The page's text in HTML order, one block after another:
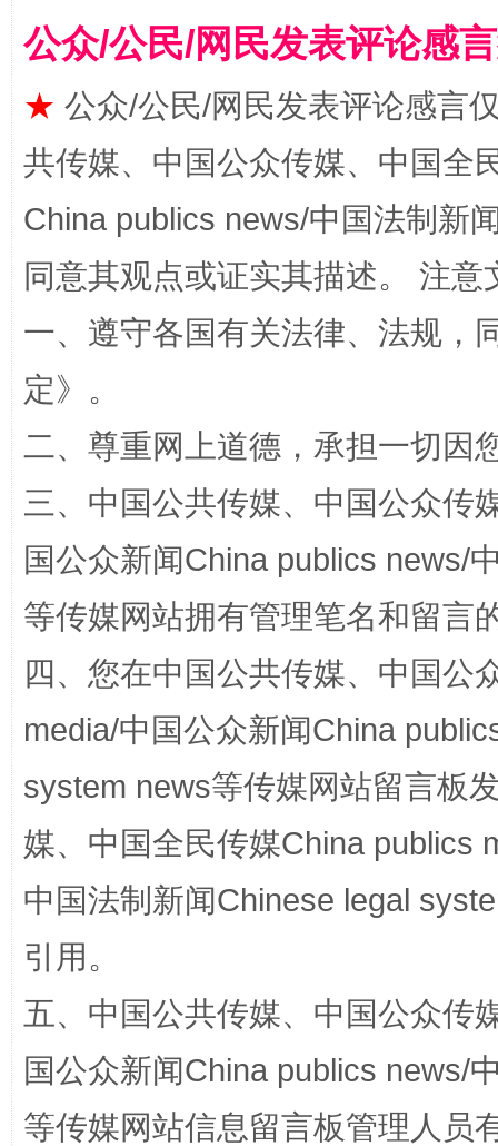
全民健身五年计划来了！等你上场
阿坝州三大球赛在茂县开幕 规模
国家大学科技园优化重塑工作
公众/公民/网民发表评论感
★ 公众/公民/网民发表评论感言
共传媒、中国公众传媒、中国全
China publics news/中国法制新
同意其观点或证实其描述。 注
一、遵守各国有关法律、法规，
定》。
二、尊重网上道德，承担一切因
三、中国公共传媒、中国公众传
国公众新闻China publics news/
等传媒网站拥有管理笔名和留言
四、您在中国公共传媒、中国公
media/中国公众新闻China
system news等传媒网站留言板
媒、中国全民传媒China publics
中国法制新闻Chinese legal
引用。
五、中国公共传媒、中国公众传
国公众新闻China publics news/
等传媒网站信息留言板管理人员